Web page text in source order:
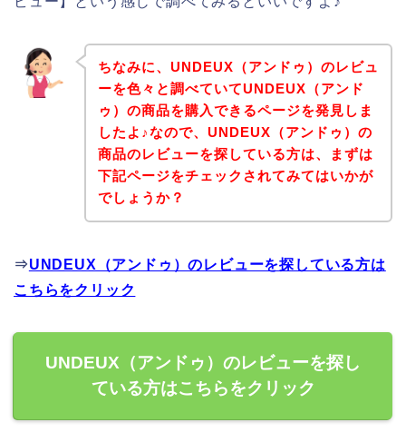
ちなみに、UNDEUX（アンドゥ）のレビュ
ーを色々と調べていてUNDEUX（アンド
ゥ）の商品を購入できるページを発見しま
したよ♪なので、UNDEUX（アンドゥ）の
商品のレビューを探している方は、まずは
下記ページをチェックされてみてはいかが
でしょうか？
⇒UNDEUX（アンドゥ）のレビューを探している方は
こちらをクリック
UNDEUX（アンドゥ）のレビューを探し
ている方はこちらをクリック